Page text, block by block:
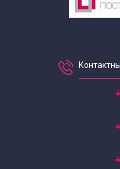
Экскурсии по
Историко-